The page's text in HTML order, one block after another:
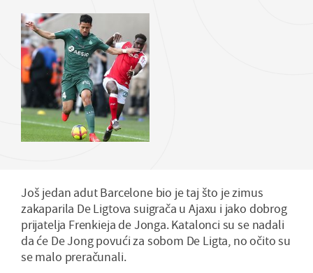
Još jedan adut Barcelone bio je taj što je zimus
zakaparila De Ligtova suigrača u Ajaxu i jako dobrog
prijatelja Frenkieja de Jonga. Katalonci su se nadali
da će De Jong povući za sobom De Ligta, no očito su
se malo preračunali.